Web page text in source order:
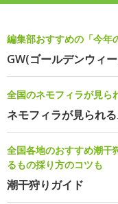
編集部おすすめの「今年
GW(ゴールデンウィ
全国のネモフィラが見ら
ネモフィラが見られ
全国各地のおすすめ潮干
るもの採り方のコツも
潮干狩りガイド